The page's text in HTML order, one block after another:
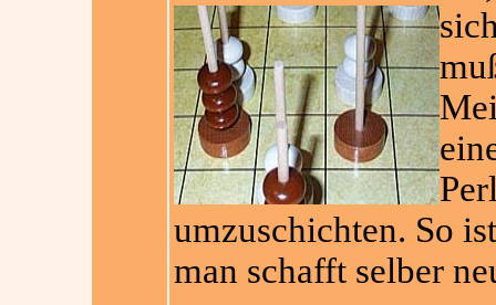
umzuschichten. So
man schafft selber